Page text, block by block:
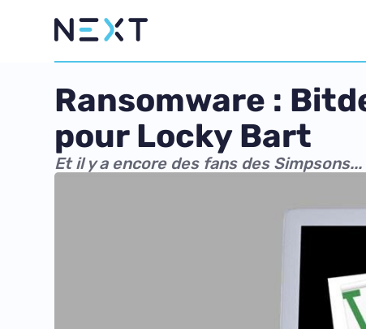
Ransomware :
pour Locky Bart
Et il y a encore des fans des Simpsons...